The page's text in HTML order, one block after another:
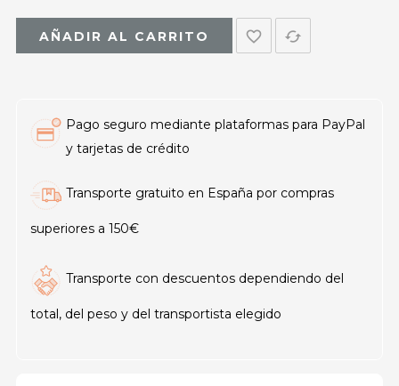
AÑADIR AL CARRITO favorite_border cached
Pago seguro mediante plataformas para PayPal
y tarjetas de crédito
Transporte gratuito en España por compras
superiores a 150€
Transporte con descuentos dependiendo del
total, del peso y del transportista elegido